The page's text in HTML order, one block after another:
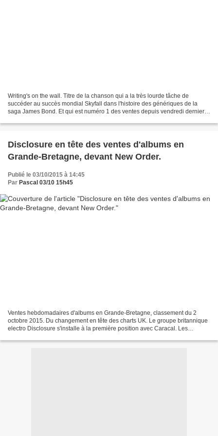
Writing's on the wall. Titre de la chanson qui a la très lourde tâche de
succéder au succès mondial Skyfall dans l'histoire des génériques de la
saga James Bond. Et qui est numéro 1 des ventes depuis vendredi dernier
Disclosure en tête des ventes d'albums en
Grande-Bretagne, devant New Order.
Publié le 03/10/2015 à 14:45
Par Pascal 03/10 15h45
Ventes hebdomadaires d'albums en Grande-Bretagne, classement du 2
octobre 2015. Du changement en tête des charts UK. Le groupe britannique
electro Disclosure s'installe à la première position avec Caracal. Les